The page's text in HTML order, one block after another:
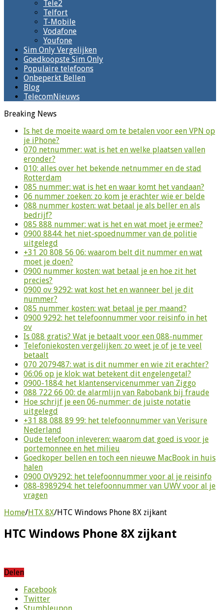
Tele2
Telfort
T-Mobile
Vodafone
Youfone
Sim Only Vergelijken
Goedkoopste Sim Only
Populaire telefoons
Onbeperkt Bellen
Blog
TelecomNieuws
Breaking News
Is het de moeite waard om te betalen voor een VPN op
je iPhone?
070 netnummer: wat is het en welke plaatsen vallen
eronder?
010: alles over het bekende netnummer en de stad
Rotterdam
085 nummer: wat is het en waar komt het vandaan?
06 nummer zoeken: zo kom je erachter wie er belde
088 nummer kosten: wat betaal je als beller en als
bedrijf?
085 888 nummer: wat is het en wat moet je ermee?
0900 8844: het niet-spoednummer van de politie
uitgelegd
+31 20 808 56 06: waarom belt dit nummer en wat
moet je doen?
0900 nummer kosten: wat betaal je en hoe zit het
precies?
0900 ov 9292: wat kost het en wanneer bel je dit
nummer?
085 nummer kosten: wat betaal je per maand?
0900 9292: het telefoonnummer voor reisinfo in het
ov
Is 088 gratis? Wat je betaalt voor een 088-nummer
Telefoniekosten vergelijken: zo weet je of je te veel
betaalt
070 2079487: wat is dit nummer en wie zit erachter?
06:06 op je klok: wat betekent dit engelengetal?
0900-1884: het klantenservicenummer van Ziggo
088 722 66 00: de alarmlijn van Rabobank bij fraude
Hoe schrijf je een 06-nummer: de juiste notatie
uitgelegd
+31 88 088 89 99: het telefoonnummer van Verisure
Nederland
Oude telefoon inleveren: waarom dat goed is voor je
portemonnee en het milieu
Goedkoper bellen en toch een nieuwe MacBook in huis
halen
0900 OV9292: het telefoonnummer voor al je reisinfo
088-8989294: het telefoonnummer van UWV voor al je
vragen
Home/HTX 8X/HTC Windows Phone 8X zijkant
HTC Windows Phone 8X zijkant
Delen
Facebook
Twitter
Stumbleupon